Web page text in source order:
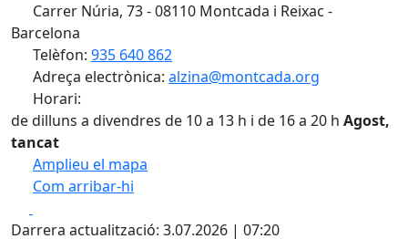
Carrer Núria, 73 - 08110 Montcada i Reixac -
Barcelona
Telèfon: 935 640 862
Adreça electrònica: alzina@montcada.org
Horari:
de dilluns a divendres de 10 a 13 h i de 16 a 20 h Agost,
tancat
Amplieu el mapa
Com arribar-hi
+
Darrera actualització: 3.07.2026 | 07:20